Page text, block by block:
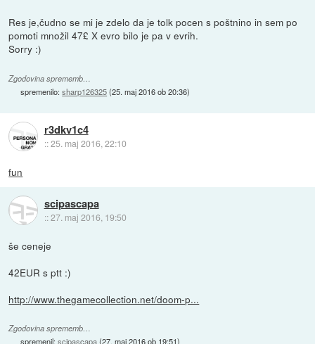
Res je,čudno se mi je zdelo da je tolk pocen s poštnino in sem po
pomoti množil 47£ X evro bilo je pa v evrih.
Sorry :)
Zgodovina sprememb…
spremenilo:sharp126325(25. maj 2016 ob 20:36)
r3dkv1c4
::25. maj 2016, 22:10
fun
scipascapa
::27. maj 2016, 19:50
še ceneje
42EUR s ptt :)
http://www.thegamecollection.net/doom-p...
Zgodovina sprememb…
spremenil:scipascapa(27. maj 2016 ob 19:51)